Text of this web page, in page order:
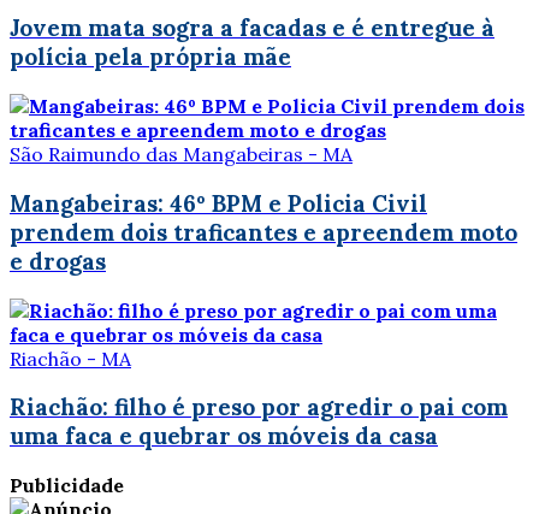
Jovem mata sogra a facadas e é entregue à
polícia pela própria mãe
São Raimundo das Mangabeiras - MA
Mangabeiras: 46º BPM e Policia Civil
prendem dois traficantes e apreendem moto
e drogas
Riachão - MA
Riachão: filho é preso por agredir o pai com
uma faca e quebrar os móveis da casa
Publicidade